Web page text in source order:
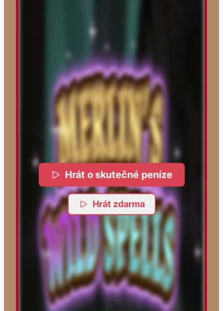
Hrát o skutečné peníze
Hrát zdarma